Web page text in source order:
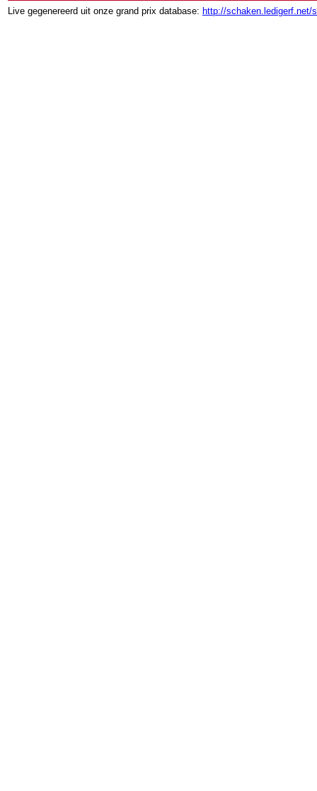
Live gegenereerd uit onze grand prix database: http://schaken.ledigerf.net/